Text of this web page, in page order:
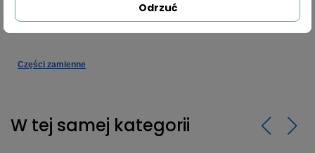
Dokumentacja Techniczna
Części zamienne
W tej samej kategorii
Odrzuć